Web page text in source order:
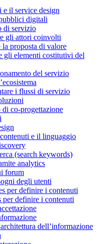
e il service design
digitali
di servizio
gli attori coinvolti
la proposta di valore
gli elementi costitutivi del
del servizio
i flussi di servizio
co-progettazione
e il linguaggio
(search keywords)
analytics
forum
degli utenti
per definire i contenuti
per definire i contenuti
dell’informazione